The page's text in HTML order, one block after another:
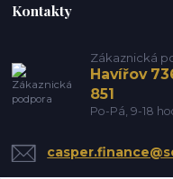
Kontakty
Zákaznická
Havířov
851
Po-Pá, 9-18